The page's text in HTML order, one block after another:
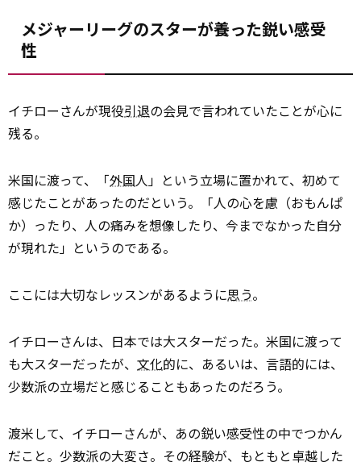
メジャーリーグのスターが養った鋭い感受
性
イチローさんが現役引退の会見で言われていたことが心に
残る。
米国に渡って、「外国人」という立場に置かれて、初めて
感じたことがあったのだという。「人の心を慮（おもんぱ
か）ったり、人の痛みを想像したり、今までなかった自分
が現れた」というのである。
ここには大切なレッスンがあるように思う。
イチローさんは、日本では大スターだった。米国に渡って
も大スターだったが、 文化的に、あるいは、言語的には、
少数派の立場だと感じることもあったのだろう。
渡米して、イチローさんが、あの鋭い感受性の中でつかん
だこと。少数派の大変さ。その経験が、もともと卓越した